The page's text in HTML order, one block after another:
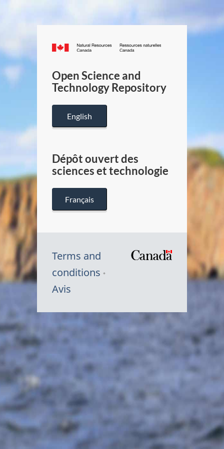
Canada.ca
/
Canada
Open Science and
Technology Repository
English
Dépôt ouvert des
sciences et technologie
Français
Terms and
conditions
Avis
Symbole
Canada